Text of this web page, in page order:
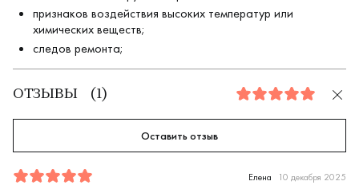
признаков воздействия высоких температур или
химических веществ;
следов ремонта;
ОТЗЫВЫ ( 1) 5.0
Оставить отзыв
Отзыв
1
5.0
5 Елена 10 декабря 2025